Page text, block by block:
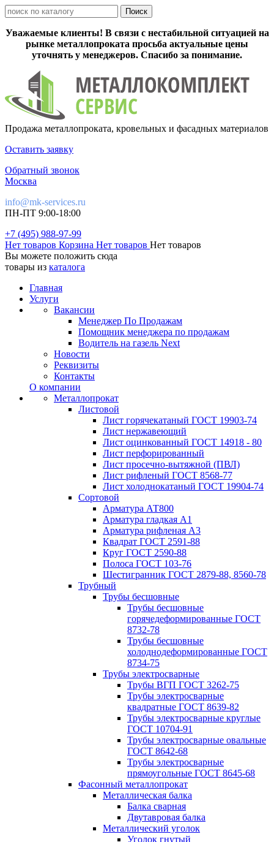
Уважаемые клиенты! В связи с нестабильной ситуацией на
рынке металлопроката просьба актуальные цены
уточнять у менеджеров. Спасибо за понимание.
Продажа металлопроката, кровельных и фасадных материалов
Оставить заявку
Обратный звонок
Москва
info@mk-services.ru
ПН-ПТ 9:00-18:00
+7 (495) 988-97-99
Нет товаров Корзина Нет товаров Нет товаров
Вы можете положить сюда
товары из каталога
Главная
Услуги
Вакансии
Менеджер По Продажам
Помощник менеджера по продажам
Водитель на газель Next
Новости
Реквизиты
Контакты
О компании
Металлопрокат
Листовой
Лист горячекатаный ГОСТ 19903-74
Лист нержавеющий
Лист оцинкованный ГОСТ 14918 - 80
Лист перфорированный
Лист просечно-вытяжной (ПВЛ)
Лист рифленый ГОСТ 8568-77
Лист холоднокатаный ГОСТ 19904-74
Сортовой
Арматура АТ800
Арматура гладкая А1
Арматура рифленая А3
Квадрат ГОСТ 2591-88
Круг ГОСТ 2590-88
Полоса ГОСТ 103-76
Шестигранник ГОСТ 2879-88, 8560-78
Трубный
Трубы бесшовные
Трубы бесшовные
горячедеформированные ГОСТ
8732-78
Трубы бесшовные
холоднодеформированные ГОСТ
8734-75
Трубы электросварные
Трубы ВГП ГОСТ 3262-75
Трубы электросварные
квадратные ГОСТ 8639-82
Трубы электросварные круглые
ГОСТ 10704-91
Трубы электросварные овальные
ГОСТ 8642-68
Трубы электросварные
прямоугольные ГОСТ 8645-68
Фасонный металлопрокат
Металлическая балка
Балка сварная
Двутавровая балка
Металлический уголок
Уголок гнутый